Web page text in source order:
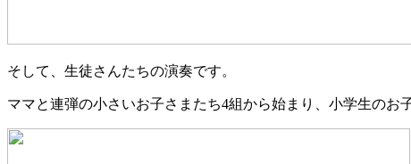
そして、生徒さんたちの演奏です。
ママと連弾の小さいお子さまたち4組から始まり、小学生のお